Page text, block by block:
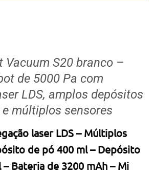
Vacuum S20 branco –
de 5000 Pa com
LDS, amplos depósitos
e múltiplos sensores
laser LDS – Múltiplos
de pó 400 ml – Depósito
– Bateria de 3200 mAh – Mi